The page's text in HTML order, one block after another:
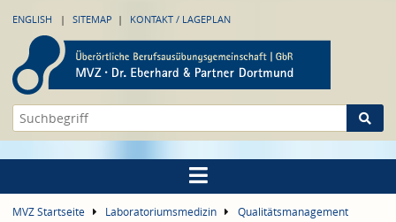
ENGLISH SITEMAP KONTAKT / LAGEPLAN
MVZ Startseite Laboratoriumsmedizin
Qualitätsmanagement